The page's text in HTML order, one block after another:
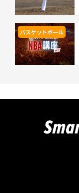
バスケットボール